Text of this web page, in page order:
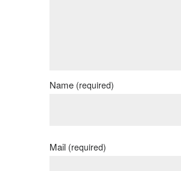
Name (required)
Mail (required)